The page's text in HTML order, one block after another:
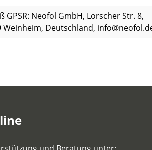
GPSR: Neofol GmbH, Lorscher Str. 8,
Weinheim, Deutschland,